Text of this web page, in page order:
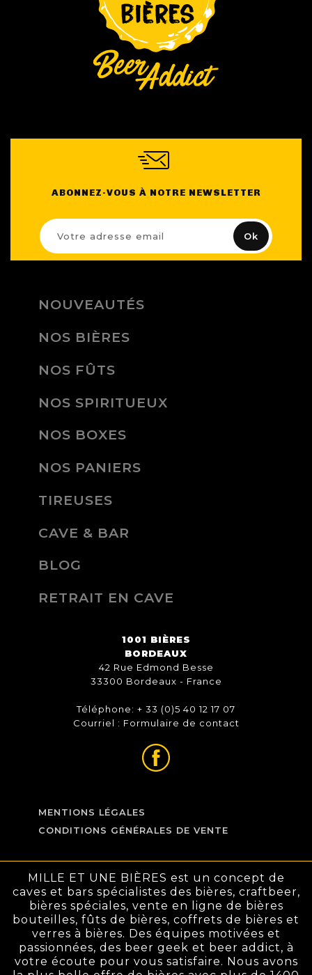
ABONNEZ-VOUS À NOTRE NEWSLETTER
NOUVEAUTÉS
NOS BIÈRES
NOS FÛTS
NOS SPIRITUEUX
NOS BOXES
NOS PANIERS
TIREUSES
CAVE & BAR
BLOG
RETRAIT EN CAVE
1001 BIÈRES
BORDEAUX
42 Rue Edmond Besse
33300 Bordeaux - France
Téléphone: + 33 (0)5 40 12 17 07
Courriel : Formulaire de contact
MENTIONS LÉGALES
CONDITIONS GÉNÉRALES DE VENTE
MILLE ET UNE BIÈRES est un concept de
caves et bars spécialistes des bières, craftbeer,
bières spéciales, vente en ligne de bières
bouteilles, fûts de bières, coffrets de bières et
verres à bières. Des équipes motivées et
passionnées, des beer geek et beer addict, à
votre écoute pour vous satisfaire. Nous avons